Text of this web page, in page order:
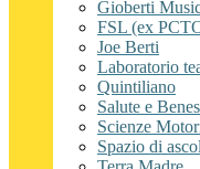
Gioberti
FSL (ex
Joe Berti
Laboratorio
Quintiliano
Salute e
Scienze
Spazio di